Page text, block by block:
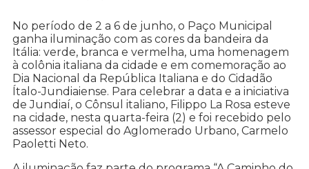
No período de 2 a 6 de junho, o Paço Municipal
ganha iluminação com as cores da bandeira da
Itália: verde, branca e vermelha, uma homenagem
à colônia italiana da cidade e em comemoração ao
Dia Nacional da República Italiana e do Cidadão
Ítalo-Jundiaiense. Para celebrar a data e a iniciativa
de Jundiaí, o Cônsul italiano, Filippo La Rosa esteve
na cidade, nesta quarta-feira (2) e foi recebido pelo
assessor especial do Aglomerado Urbano, Carmelo
Paoletti Neto.